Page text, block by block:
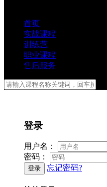
首页
实战课程
训练营
职业课程
售后服务
登录
用户名：
密码：
登录 忘记密码?